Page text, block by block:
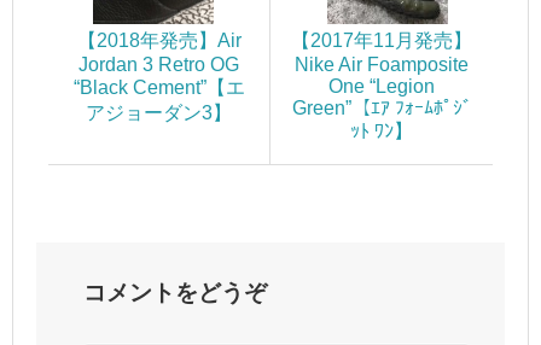
【2018年発売】Air
Jordan 3 Retro OG
“Black Cement”【エ
アジョーダン3】
【2017年11月発売】
Nike Air Foamposite
One “Legion
Green”【ｴｱ ﾌｫｰﾑﾎﾟｼﾞ
ｯﾄ ﾜﾝ】
コメントをどうぞ